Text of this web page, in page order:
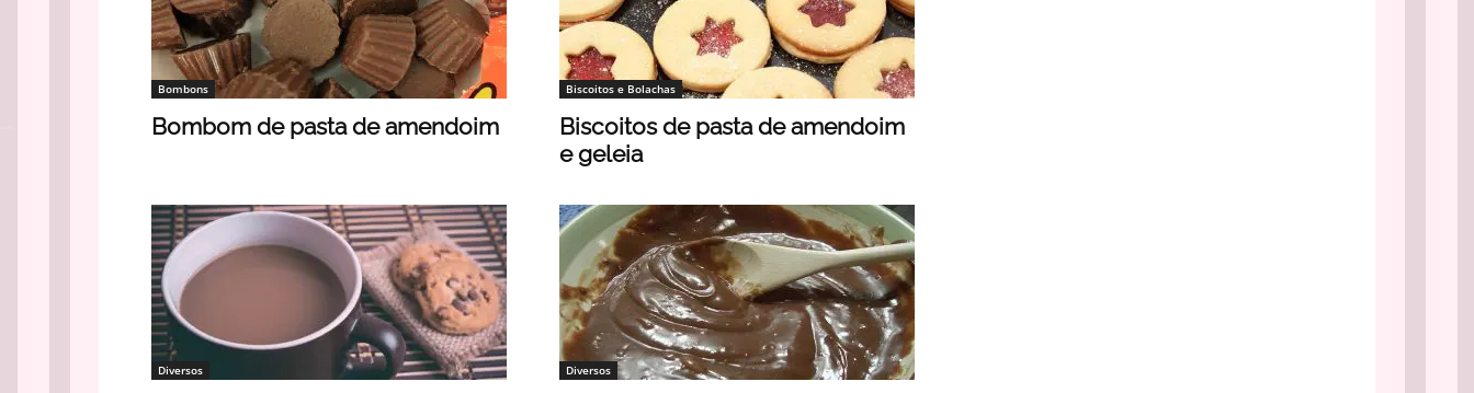
Bombons
Bombom de pasta de amendoim
Biscoitos e Bolachas
Biscoitos de pasta de amendoim
e geleia
Diversos Diversos